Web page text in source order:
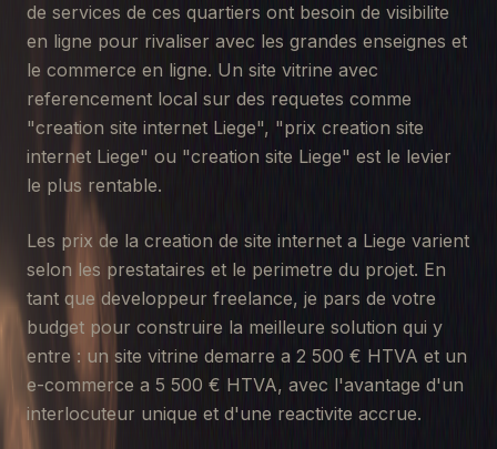
de services de ces quartiers ont besoin de visibilite
en ligne pour rivaliser avec les grandes enseignes et
le commerce en ligne. Un site vitrine avec
referencement local sur des requetes comme
"creation site internet Liege", "prix creation site
internet Liege" ou "creation site Liege" est le levier
le plus rentable.
Les prix de la creation de site internet a Liege varient
selon les prestataires et le perimetre du projet. En
tant que developpeur freelance, je pars de votre
budget pour construire la meilleure solution qui y
entre : un site vitrine demarre a 2 500 € HTVA et un
e-commerce a 5 500 € HTVA, avec l'avantage d'un
interlocuteur unique et d'une reactivite accrue.